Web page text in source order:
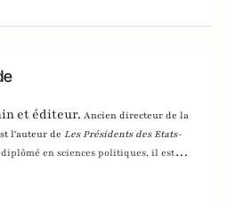
et éditeur. Ancien directeur de la
l'auteur de Les Présidents des Etats-
en sciences politiques, il est
et apparaît régulièrement dans les
période de l'histoire de France.